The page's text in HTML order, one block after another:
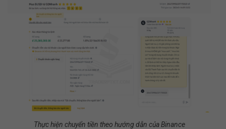
Thực hiện chuyển tiền theo hướng dẫn của Binance